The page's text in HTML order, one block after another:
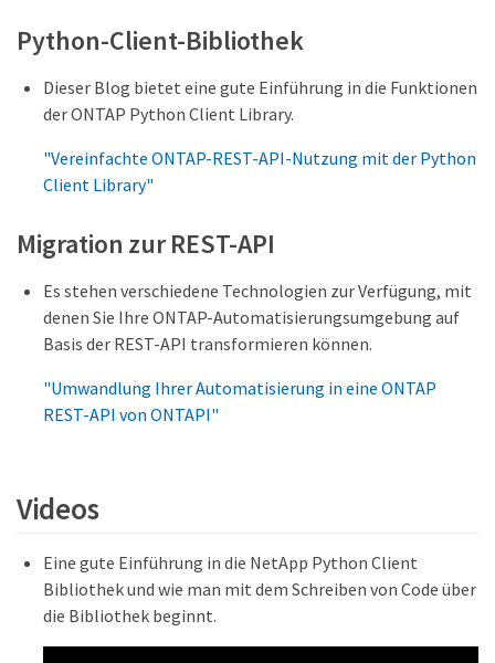
Python-Client-Bibliothek
Dieser Blog bietet eine gute Einführung in die Funktionen
der ONTAP Python Client Library.
"Vereinfachte ONTAP-REST-API-Nutzung mit der Python
Client Library"
Migration zur REST-API
Es stehen verschiedene Technologien zur Verfügung, mit
denen Sie Ihre ONTAP-Automatisierungsumgebung auf
Basis der REST-API transformieren können.
"Umwandlung Ihrer Automatisierung in eine ONTAP
REST-API von ONTAPI"
Videos
Eine gute Einführung in die NetApp Python Client
Bibliothek und wie man mit dem Schreiben von Code über
die Bibliothek beginnt.